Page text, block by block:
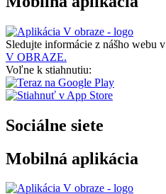
Sledujte informácie z nášho webu v
V OBRAZE.
Voľne k stiahnutiu:
Sociálne siete
Mobilná aplikácia